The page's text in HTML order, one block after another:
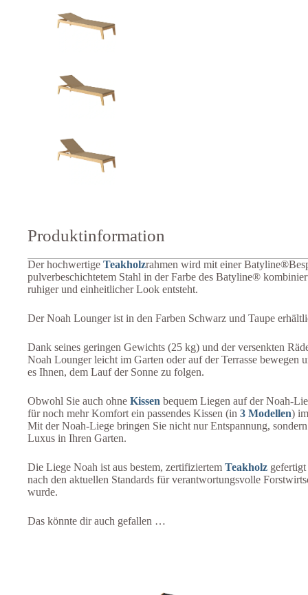
Produktinformation
Der hochwertige Teakholzrahmen wird mit einer
pulverbeschichtetem Stahl in der Farbe des Batyline®
ruhiger und einheitlicher Look entsteht.
Der Noah Lounger ist in den Farben Schwarz und Taupe
Dank seines geringen Gewichts (25 kg) und der versenkten
Noah Lounger leicht im Garten oder auf der Terrasse bewegen
es Ihnen, dem Lauf der Sonne zu folgen.
Obwohl Sie auch ohne Kissen bequem Liegen auf der Noah-
für noch mehr Komfort ein passendes Kissen (in 3 Modellen)
Mit der Noah-Liege bringen Sie nicht nur Entspannung,
Luxus in Ihren Garten.
Die Liege Noah ist aus bestem, zertifiziertem Teakholz
nach den aktuellen Standards für verantwortungsvolle
wurde.
Das könnte dir auch gefallen …